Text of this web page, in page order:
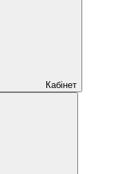
Кабінет